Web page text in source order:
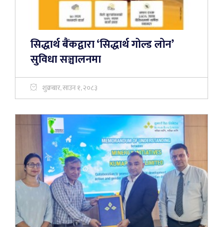
सिद्धार्थ बैंकद्वारा ‘सिद्धार्थ गोल्ड लोन’
सुविधा सञ्चालनमा
शुक्रबार, साउन १, २०८३